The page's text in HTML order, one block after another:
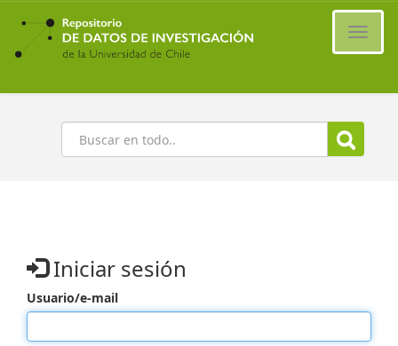
Ir
contenido
principal
Buscar
Iniciar sesión
Usuario/e-mail